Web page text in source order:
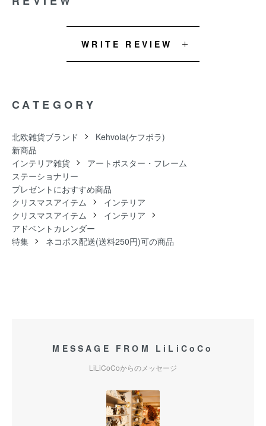
WRITE REVIEW
CATEGORY
北欧雑貨ブランド
Kehvola(ケフボラ)
新商品
インテリア雑貨
アートポスター・フレーム
ステーショナリー
プレゼントにおすすめ商品
クリスマスアイテム
インテリア
クリスマスアイテム
インテリア
アドベントカレンダー
特集
ネコポス配送(送料250円)可の商品
MESSAGE FROM LiLiCoCo
LiLiCoCoからのメッセージ